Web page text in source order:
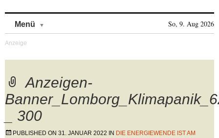
Menü So, 9. Aug 2026
Anzeigen-
_ 300
PUBLISHED ON 31. JANUAR 2022 IN DIE ENERGIEWENDE IST AM